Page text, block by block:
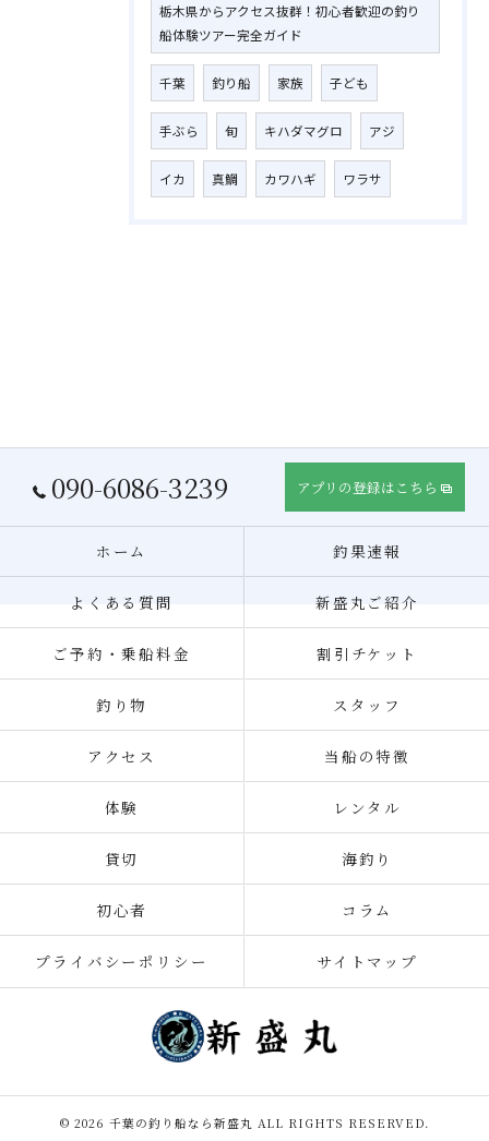
栃木県からアクセス抜群！初心者歓迎の釣り
船体験ツアー完全ガイド
千葉 釣り船 家族 子ども
手ぶら 旬 キハダマグロ アジ
イカ 真鯛 カワハギ ワラサ
090-6086-3239 アプリの登録はこちら
ホーム 釣果速報
よくある質問 新盛丸ご紹介
ご予約・乗船料金 割引チケット
釣り物 スタッフ
アクセス 当船の特徴
体験 レンタル
貸切 海釣り
初心者 コラム
プライバシーポリシー サイトマップ
© 2026 千葉の釣り船なら新盛丸 ALL RIGHTS RESERVED.